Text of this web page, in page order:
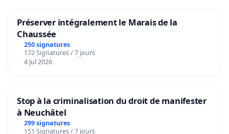
Préserver intégralement le Marais de la
Chaussée
250 signatures
172 Signatures / 7 jours
4 Jul 2026
Stop à la criminalisation du droit de manifester
à Neuchâtel
299 signatures
151 Signatures / 7 jours